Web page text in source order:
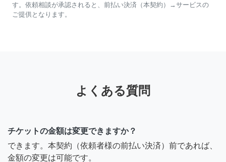
す。依頼相談が承認されると、前払い決済（本契約）→サービスの
ご提供となります。
よくある質問
チケットの金額は変更できますか？
できます。本契約（依頼者様の前払い決済）前であれば、
金額の変更は可能です。